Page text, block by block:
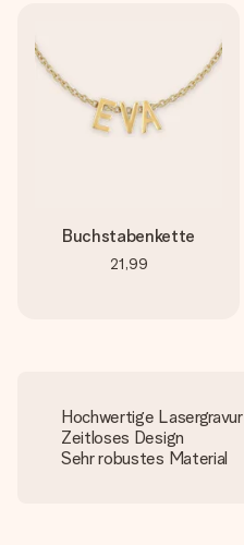
Buchstabenkette
21,99
Hochwertige Lasergravur
Zeitloses Design
Sehr robustes Material